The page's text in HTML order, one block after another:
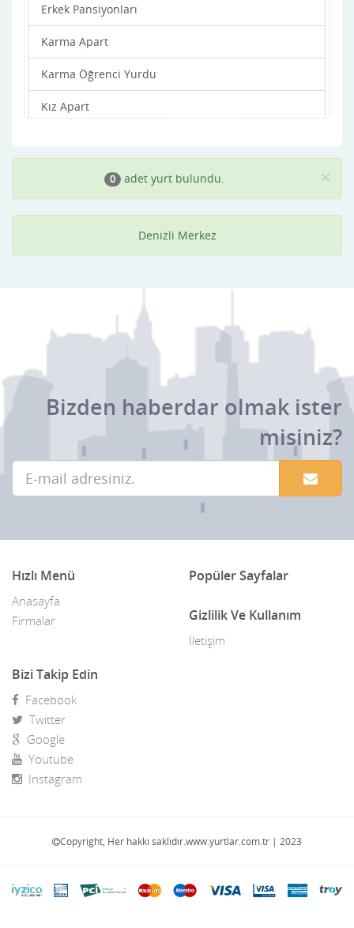
Erkek Pansiyonları
Karma Apart
Karma Öğrenci Yurdu
Kız Apart
Kız Pansiyonları ×
0 adet yurt bulundu.
Denizli Merkez
Bizden haberdar olmak ister
misiniz?
Hızlı Menü
Anasayfa
Firmalar
Popüler Sayfalar
Gizlilik Ve Kullanım
İletişim
Bizi Takip Edin
Facebook
Twitter
Google
Youtube
Instagram
Copyright, Her hakkı saklıdır.www.yurtlar.com.tr | 2023